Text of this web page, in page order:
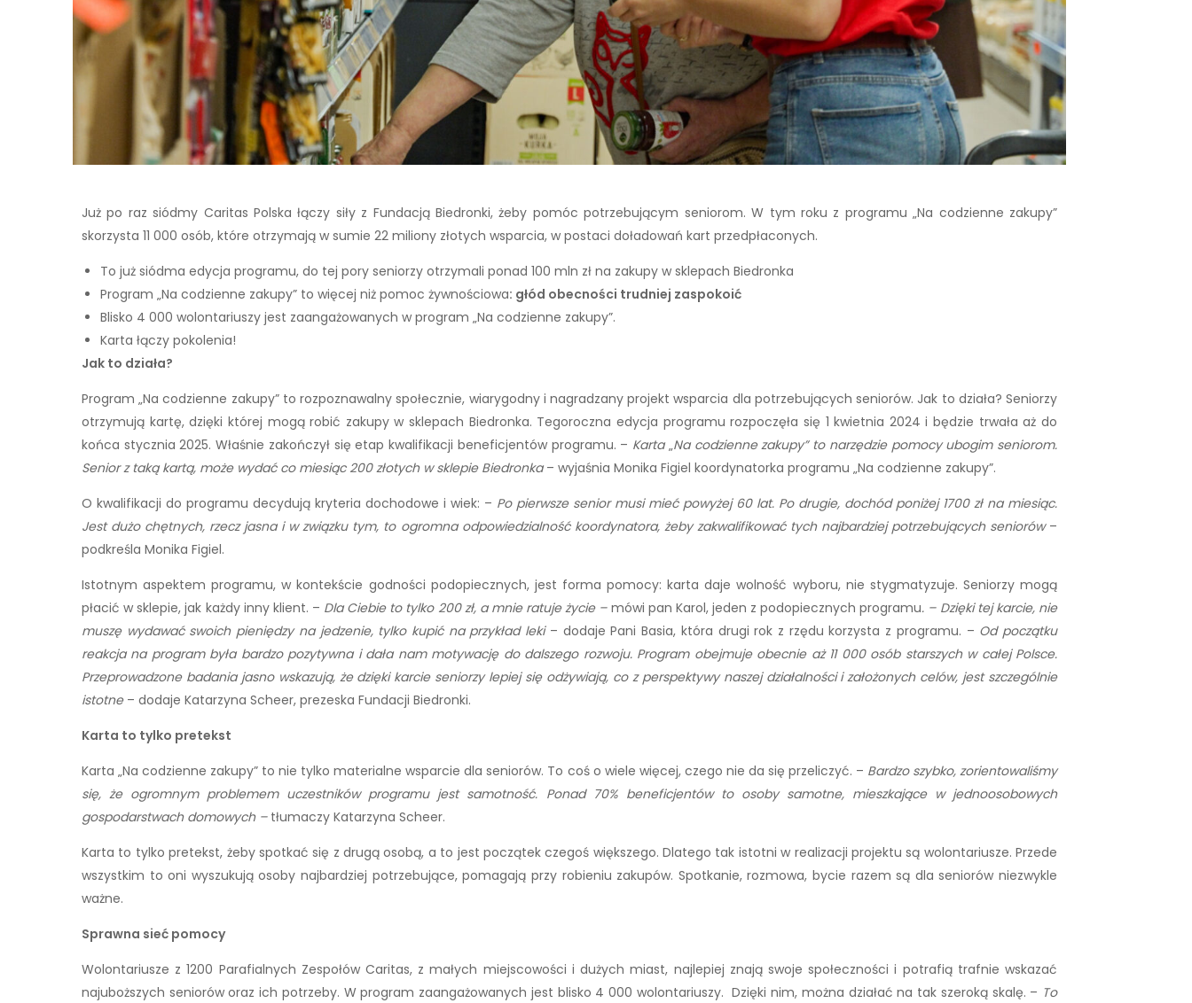
Już po raz siódmy Caritas Polska łączy siły z Fundacją Biedronki, żeby pomóc potrzebującym seniorom. W tym roku z programu „Na codzienne zakupy”
skorzysta 11 000 osób, które otrzymają w sumie 22 miliony złotych wsparcia, w postaci doładowań kart przedpłaconych.
To już siódma edycja programu, do tej pory seniorzy otrzymali ponad 100 mln zł na zakupy w sklepach Biedronka
Program „Na codzienne zakupy” to więcej niż pomoc żywnościowa: głód obecności trudniej zaspokoić
Blisko 4 000 wolontariuszy jest zaangażowanych w program „Na codzienne zakupy”.
Karta łączy pokolenia!
Jak to działa?
Program „Na codzienne zakupy” to rozpoznawalny społecznie, wiarygodny i nagradzany projekt wsparcia dla potrzebujących seniorów. Jak to działa? Seniorzy
otrzymują kartę, dzięki której mogą robić zakupy w sklepach Biedronka. Tegoroczna edycja programu rozpoczęła się 1 kwietnia 2024 i będzie trwała aż do
końca stycznia 2025. Właśnie zakończył się etap kwalifikacji beneficjentów programu. – Karta „Na codzienne zakupy” to narzędzie pomocy ubogim seniorom.
Senior z taką kartą, może wydać co miesiąc 200 złotych w sklepie Biedronka– wyjaśnia Monika Figiel koordynatorka programu „Na codzienne zakupy”.
O kwalifikacji do programu decydują kryteria dochodowe i wiek: – Po pierwsze senior musi mieć powyżej 60 lat. Po drugie, dochód poniżej 1700 zł na miesiąc.
Jest dużo chętnych, rzecz jasna i w związku tym, to ogromna odpowiedzialność koordynatora, żeby zakwalifikować tych najbardziej potrzebujących seniorów –
podkreśla Monika Figiel.
Istotnym aspektem programu, w kontekście godności podopiecznych, jest forma pomocy: karta daje wolność wyboru, nie stygmatyzuje. Seniorzy mogą
płacić w sklepie, jak każdy inny klient. – Dla Ciebie to tylko 200 zł, a mnie ratuje życie – mówi pan Karol, jeden z podopiecznych programu. – Dzięki tej karcie, nie
muszę wydawać swoich pieniędzy na jedzenie, tylko kupić na przykład leki– dodaje Pani Basia, która drugi rok z rzędu korzysta z programu. – Od początku
reakcja na program była bardzo pozytywna i dała nam motywację do dalszego rozwoju. Program obejmuje obecnie aż 11 000 osób starszych w całej Polsce.
Przeprowadzone badania jasno wskazują, że dzięki karcie seniorzy lepiej się odżywiają, co z perspektywy naszej działalności i założonych celów, jest szczególnie
istotne– dodaje Katarzyna Scheer, prezeska Fundacji Biedronki.
Karta to tylko pretekst
Karta „Na codzienne zakupy” to nie tylko materialne wsparcie dla seniorów. To coś o wiele więcej, czego nie da się przeliczyć. – Bardzo szybko, zorientowaliśmy
się, że ogromnym problemem uczestników programu jest samotność. Ponad 70% beneficjentów to osoby samotne, mieszkające w jednoosobowych
gospodarstwach domowych – tłumaczy Katarzyna Scheer.
Karta to tylko pretekst, żeby spotkać się z drugą osobą, a to jest początek czegoś większego. Dlatego tak istotni w realizacji projektu są wolontariusze. Przede
wszystkim to oni wyszukują osoby najbardziej potrzebujące, pomagają przy robieniu zakupów. Spotkanie, rozmowa, bycie razem są dla seniorów niezwykle
ważne.
Sprawna sieć pomocy
Wolontariusze z 1200 Parafialnych Zespołów Caritas, z małych miejscowości i dużych miast, najlepiej znają swoje społeczności i potrafią trafnie wskazać
najuboższych seniorów oraz ich potrzeby. W program zaangażowanych jest blisko 4 000 wolontariuszy. Dzięki nim, można działać na tak szeroką skalę. – To